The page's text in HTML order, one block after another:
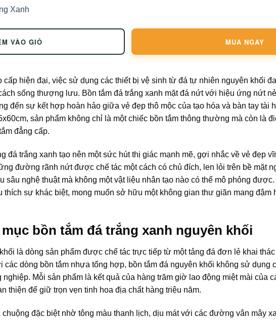
Xanh
VÀO GIỎ MUA NGAY
cấp hiện đại, việc sử dụng các thiết bị vệ sinh từ đá tự nhiên nguyên khối
sống thượng lưu. Bồn tắm đá trắng xanh mặt đá nứt với hiệu ứng nứt
đến sự kết hợp hoàn hảo giữa vẻ đẹp thô mộc của tạo hóa và bàn tay tài
sản phẩm không chỉ là một chiếc bồn tắm thông thường mà còn là
đẳng cấp.
đá trắng xanh tạo nên một sức hút thị giác mạnh mẽ, gợi nhắc về vẻ đẹp
đường rãnh nứt được chế tác một cách có chủ đích, len lỏi trên bề mặt
sâu nghệ thuật mà không một vật liệu nhân tạo nào có thể mô phỏng
sự khác biệt, mong muốn sở hữu một không gian thư giãn mang đậm
bồn tắm đá trắng xanh nguyên khối
là dòng sản phẩm được chế tác trực tiếp từ một tảng đá đơn lẻ khai
các dòng bồn tắm nhựa tổng hợp, bồn tắm đá nguyên khối không sử dụng
nghiệp. Mỗi sản phẩm là kết quả của hàng trăm giờ lao động miệt mài của
thiện để giữ trọn vẹn tinh hoa địa chất hàng triệu năm.
đặc biệt nhờ tông màu thanh lịch, dịu mát với các đường vân mây